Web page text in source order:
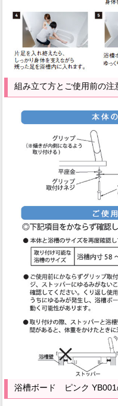
組み立て方とご使用前の注
浴槽ボード ピンク YB001